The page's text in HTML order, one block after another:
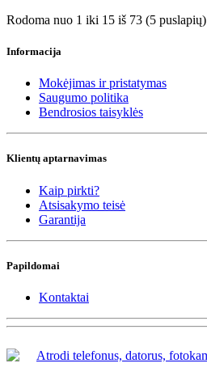
Rodoma nuo 1 iki 15 iš 73 (5 puslapių)
Informacija
Mokėjimas ir pristatymas
Saugumo politika
Bendrosios taisyklės
Klientų aptarnavimas
Kaip pirkti?
Atsisakymo teisė
Garantija
Papildomai
Kontaktai